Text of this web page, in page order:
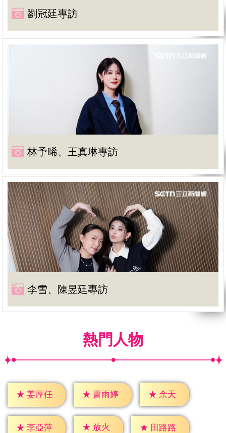
劉冠廷專訪
林予晞、王真琳專訪
李雪、陳昱廷專訪
熱門人物
★ 姜厚任 ★ 曹雨婷 ★ 余天
★ 李亞萍 ★ 放火 ★ 田路路